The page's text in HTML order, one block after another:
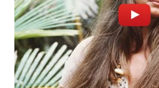
KARAWANG
WN
BEKASI
WN